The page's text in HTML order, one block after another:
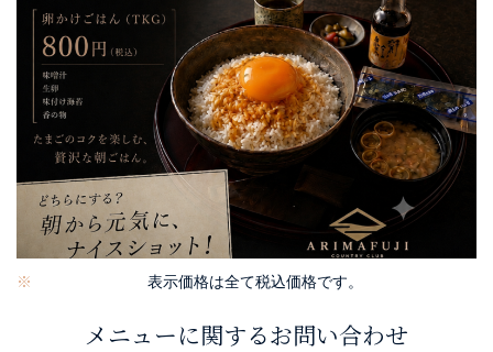
表示価格は全て税込価格です。
メニューに関するお問い合わせ